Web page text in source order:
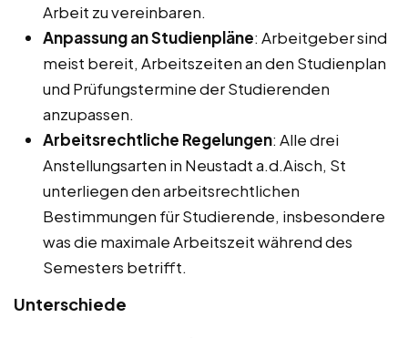
Arbeit zu vereinbaren.
Anpassung an Studienpläne: Arbeitgeber sind
meist bereit, Arbeitszeiten an den Studienplan
und Prüfungstermine der Studierenden
anzupassen.
Arbeitsrechtliche Regelungen: Alle drei
Anstellungsarten in Neustadt a.d.Aisch, St
unterliegen den arbeitsrechtlichen
Bestimmungen für Studierende, insbesondere
was die maximale Arbeitszeit während des
Semesters betrifft.
Unterschiede